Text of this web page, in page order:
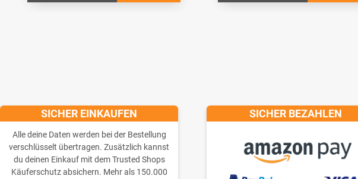
SICHER EINKAUFEN
Alle deine Daten werden bei der Bestellung
verschlüsselt übertragen. Zusätzlich kannst
du deinen Einkauf mit dem Trusted Shops
Käuferschutz absichern. Mehr als 150.000
SICHER BEZAHLEN